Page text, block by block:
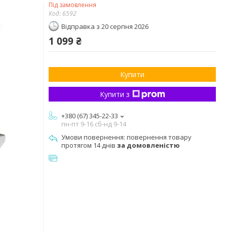
Під замовлення
Код: 6592
Відправка з 20 серпня 2026
1 099 ₴
Купити
Купити з
+380 (67) 345-22-33
пн-пт 9-16 сб-нд 9-14
повернення товару
протягом 14 днів за домовленістю